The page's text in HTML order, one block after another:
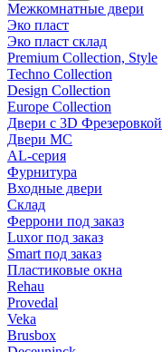
Межкомнатные двери
Эко пласт
Эко пласт склад
Premium Collection, Style
Techno Collection
Design Collection
Europe Collection
Двери с 3D Фрезеровкой
Двери МС
AL-серия
Фурнитура
Входные двери
Склад
Феррони под заказ
Luxor под заказ
Smart под заказ
Пластиковые окна
Rehau
Provedal
Veka
Brusbox